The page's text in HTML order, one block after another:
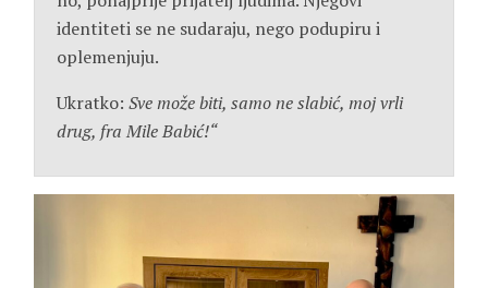
identiteti se ne sudaraju, nego podupiru i
oplemenjuju.
Ukratko: Sve može biti, samo ne slabić, moj vrli
drug, fra Mile Babić!“